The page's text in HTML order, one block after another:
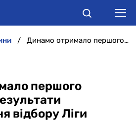
Динамо отримало першого суперника: результати жеребкування відбору Ліги Європи
першого
відбору Ліги